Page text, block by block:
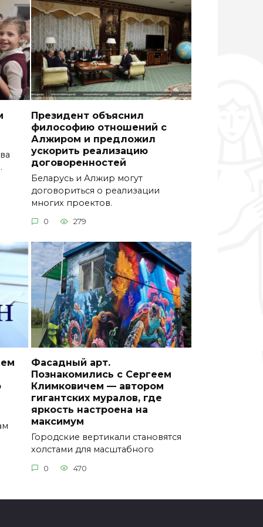
Президент объяснил
философию отношений с
Алжиром и предложил
ускорить реализацию
договоренностей
Беларусь и Алжир могут
договориться о реализации
многих проектов.
0 279
Фасадный арт.
Познакомились с Сергеем
Климковичем — автором
гигантских муралов, где
яркость настроена на
максимум
Городские вертикали становятся
холстами для масштабного
0 470